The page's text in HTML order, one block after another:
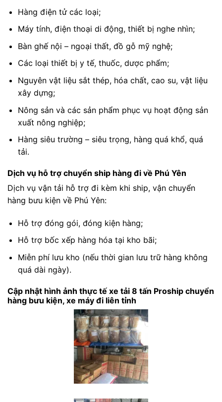
Hàng điện tử các loại;
Máy tính, điện thoại di động, thiết bị nghe nhìn;
Bàn ghế nội – ngoại thất, đồ gỗ mỹ nghệ;
Các loại thiết bị y tế, thuốc, dược phẩm;
Nguyên vật liệu sắt thép, hóa chất, cao su, vật liệu
xây dựng;
Nông sản và các sản phẩm phục vụ hoạt động sản
xuất nông nghiệp;
Hàng siêu trường – siêu trọng, hàng quá khổ, quá
tải.
Dịch vụ hỗ trợ chuyển ship hàng đi về Phú Yên
Dịch vụ vận tải hỗ trợ đi kèm khi ship, vận chuyển
hàng bưu kiện về Phú Yên:
Hỗ trợ đóng gói, đóng kiện hàng;
Hỗ trợ bốc xếp hàng hóa tại kho bãi;
Miễn phí lưu kho (nếu thời gian lưu trữ hàng không
quá dài ngày).
Cập nhật hình ảnh thực tế xe tải 8 tấn Proship chuyển
hàng bưu kiện, xe máy đi liên tỉnh